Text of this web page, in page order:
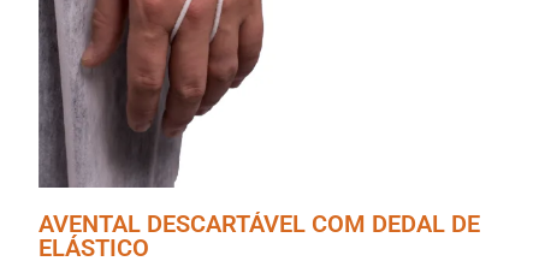
AVENTAL DESCARTÁVEL COM DEDAL DE
ELÁSTICO